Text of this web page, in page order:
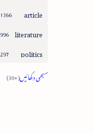
article
literature
politics